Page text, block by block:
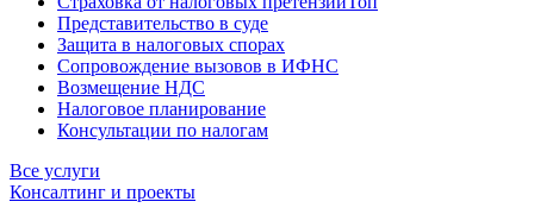
Представительство в суде
Защита в налоговых спорах
Сопровождение вызовов в ИФНС
Возмещение НДС
Налоговое планирование
Консультации по налогам
Все услуги
Консалтинг и проекты